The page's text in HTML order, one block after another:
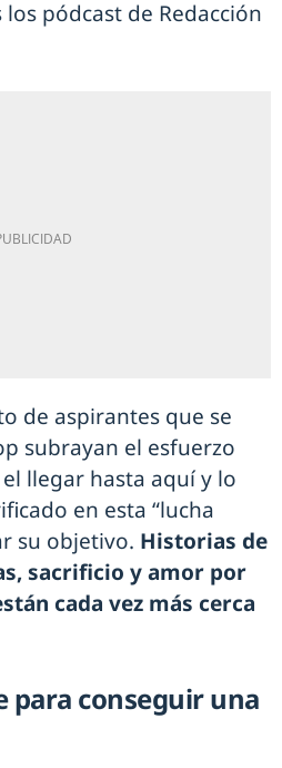
pódcast de Redacción
de aspirantes que se
subrayan el esfuerzo
llegar hasta aquí y lo
en esta “lucha
su objetivo. Historias de
sacrificio y amor por
cada vez más cerca
para conseguir una